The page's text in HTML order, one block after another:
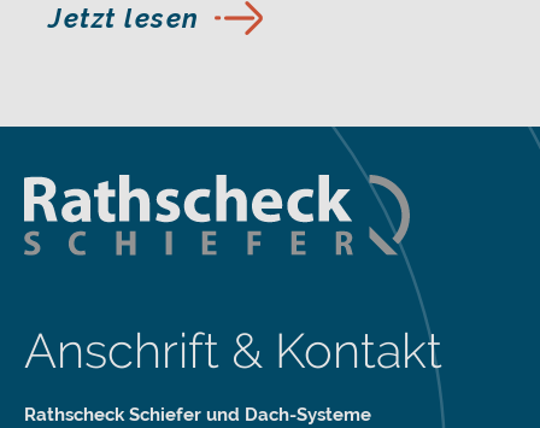
Jetzt lesen
Anschrift & Kontakt
Rathscheck Schiefer und Dach-Systeme